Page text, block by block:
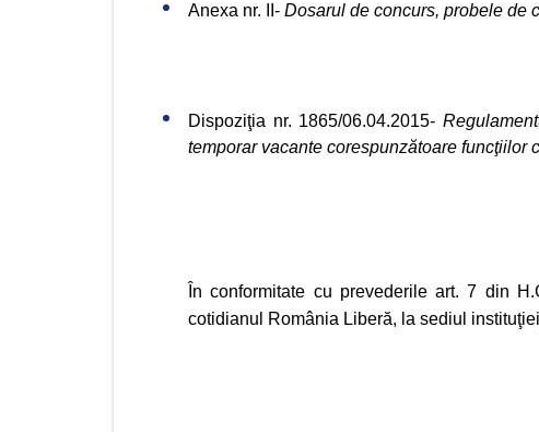
Anexa nr. II- Dosarul de concurs, probele de
Dispoziţia nr. 1865/06.04.2015-
temporar vacante corespunzătoare
În conformitate cu prevederile art. 7 din
cotidianul România Liberă, la sediul